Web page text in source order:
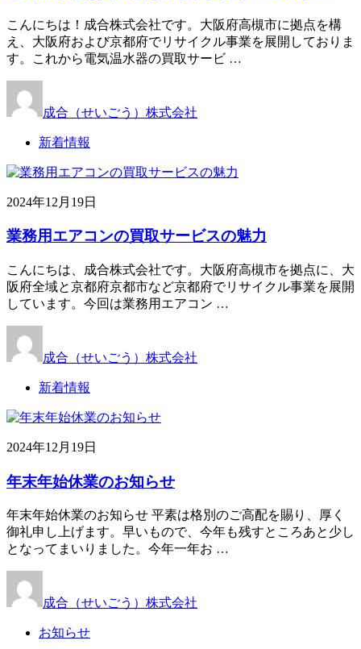
こんにちは！成合株式会社です。大阪府高槻市に拠点を構
え、大阪府および京都府でリサイクル事業を展開しておりま
す。これから電気温水器の買取サービ …
成合（せいごう）株式会社
新着情報
2024年12月19日
業務用エアコンの買取サービスの魅力
こんにちは、成合株式会社です。大阪府高槻市を拠点に、大
阪府全域と京都府京都市など京都府でリサイクル事業を展開
しています。今回は業務用エアコン …
成合（せいごう）株式会社
新着情報
2024年12月19日
年末年始休業のお知らせ
年末年始休業のお知らせ 平素は格別のご高配を賜り、厚く
御礼申し上げます。早いもので、今年も残すところあと少し
となってまいりました。今年一年お …
成合（せいごう）株式会社
お知らせ